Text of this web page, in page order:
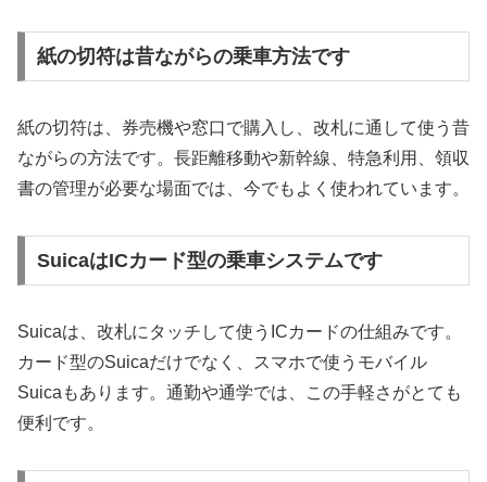
紙の切符は昔ながらの乗車方法です
紙の切符は、券売機や窓口で購入し、改札に通して使う昔
ながらの方法です。長距離移動や新幹線、特急利用、領収
書の管理が必要な場面では、今でもよく使われています。
SuicaはICカード型の乗車システムです
Suicaは、改札にタッチして使うICカードの仕組みです。
カード型のSuicaだけでなく、スマホで使うモバイル
Suicaもあります。通勤や通学では、この手軽さがとても
便利です。